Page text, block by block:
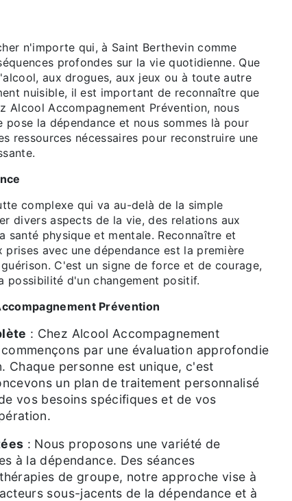
n'importe qui, à Saint Berthevin comme
profondes sur la vie quotidienne. Que
aux drogues, aux jeux ou à toute autre
nuisible, il est important de reconnaître que
Alcool Accompagnement Prévention, nous
pose la dépendance et nous sommes là pour
ressources nécessaires pour reconstruire une
complexe qui va au-delà de la simple
divers aspects de la vie, des relations aux
santé physique et mentale. Reconnaître et
avec une dépendance est la première
C'est un signe de force et de courage,
possibilité d'un changement positif.
Prévention
: Chez Alcool Accompagnement
par une évaluation approfondie
Chaque personne est unique, c'est
un plan de traitement personnalisé
vos besoins spécifiques et de vos
: Nous proposons une variété de
à la dépendance. Des séances
de groupe, notre approche vise à
sous-jacents de la dépendance et à